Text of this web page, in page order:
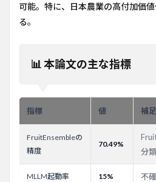
可能。特に、日本農業の高付加価
る。
📊 本論文の主な指標
指標 値 補足
FruitEnsembleの
精度
70.49%
分
MLLM起動率 15% 不